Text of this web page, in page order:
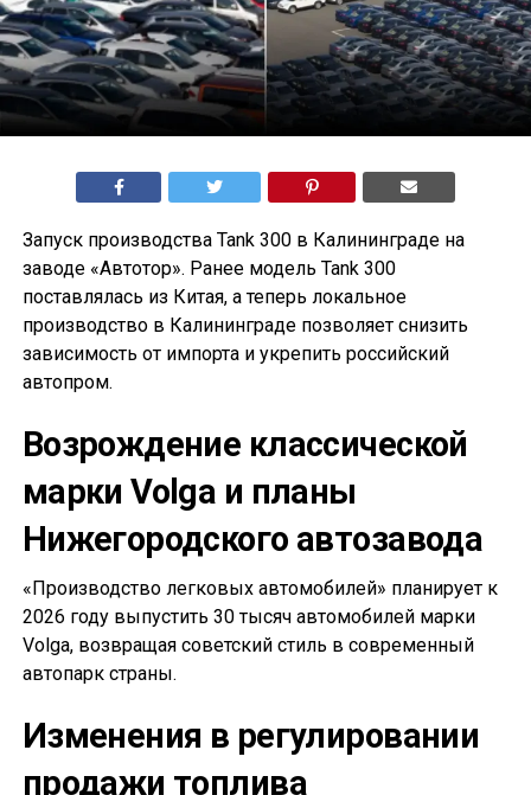
Запуск производства Tank 300 в Калининграде на
заводе «Автотор». Ранее модель Tank 300
поставлялась из Китая, а теперь локальное
производство в Калининграде позволяет снизить
зависимость от импорта и укрепить российский
автопром.
Возрождение классической
марки Volga и планы
Нижегородского автозавода
«Производство легковых автомобилей» планирует к
2026 году выпустить 30 тысяч автомобилей марки
Volga, возвращая советский стиль в современный
автопарк страны.
Изменения в регулировании
продажи топлива